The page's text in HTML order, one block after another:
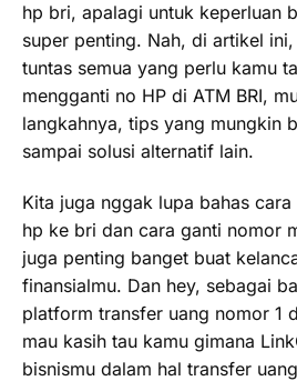
hp bri, apalagi untuk keperluan
super penting. Nah, di artikel
tuntas semua yang perlu kamu
mengganti no HP di ATM BRI,
langkahnya, tips yang mungkin
sampai solusi alternatif lain.
Kita juga nggak lupa bahas
hp ke bri dan cara ganti nomor
juga penting banget buat
finansialmu. Dan hey, sebagai
platform transfer uang nomor 1
mau kasih tau kamu gimana
bisnismu dalam hal transfer